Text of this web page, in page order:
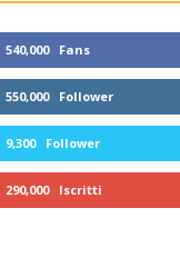
540,000 Fans
550,000 Follower
9,300 Follower
290,000 Iscritti